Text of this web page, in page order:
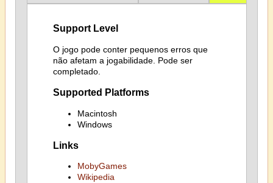
Support Level
O jogo pode conter pequenos erros que
não afetam a jogabilidade. Pode ser
completado.
Supported Platforms
Macintosh
Windows
Links
MobyGames
Wikipedia